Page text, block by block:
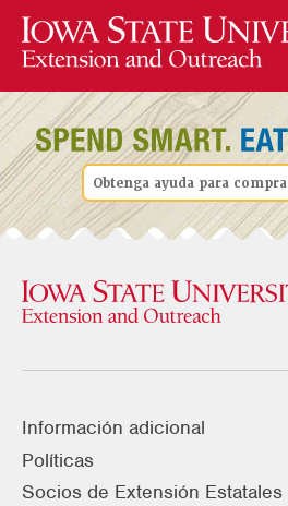
Obtenga ayuda para
Información adicional
Políticas
Socios de Extensión